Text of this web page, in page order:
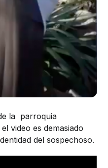
la parroquia
video es demasiado
del sospechoso.